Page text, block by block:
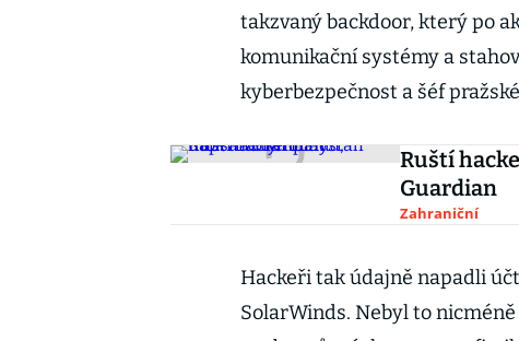
takzvaný backdoor, který po
komunikační systémy a
kyberbezpečnost a šéf
Ruští
Guardian
Zahraniční
Hackeři tak údajně napadli
SolarWinds. Nebyl to